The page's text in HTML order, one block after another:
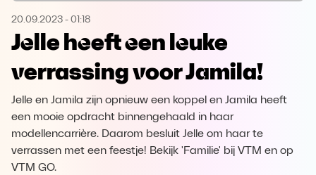
Microsoft Edge Download
Opera Download
20.09.2023 - 01:18
Jelle heeft een leuke
verrassing voor Jamila!
Jelle en Jamila zijn opnieuw een koppel en Jamila heeft
een mooie opdracht binnengehaald in haar
modellencarrière. Daarom besluit Jelle om haar te
verrassen met een feestje! Bekijk 'Familie' bij VTM en op
VTM GO.